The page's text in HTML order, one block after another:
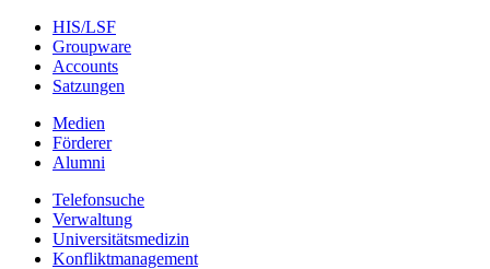
HIS/LSF
Groupware
Accounts
Satzungen
Medien
Förderer
Alumni
Telefonsuche
Verwaltung
Universitätsmedizin
Konfliktmanagement